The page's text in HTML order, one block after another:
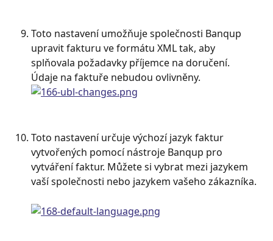
Toto nastavení umožňuje společnosti Banqup
upravit fakturu ve formátu XML tak, aby
splňovala požadavky příjemce na doručení.
Údaje na faktuře nebudou ovlivněny.
Toto nastavení určuje výchozí jazyk faktur
vytvořených pomocí nástroje Banqup pro
vytváření faktur. Můžete si vybrat mezi jazykem
vaší společnosti nebo jazykem vašeho zákazníka.